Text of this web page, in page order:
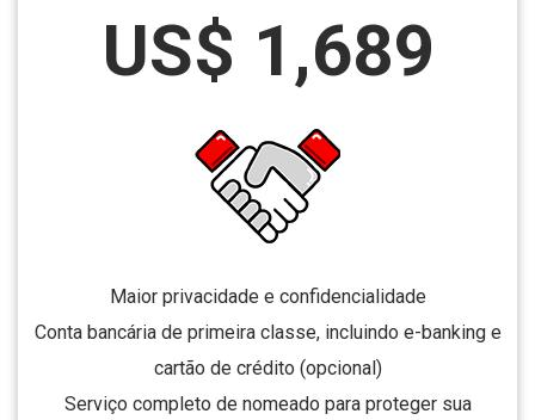
US$ 1,689
Maior privacidade e confidencialidade
Conta bancária de primeira classe, incluindo e-banking e
cartão de crédito (opcional)
Serviço completo de nomeado para proteger sua